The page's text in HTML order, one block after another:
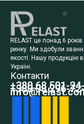
RELAST це понад 6
ринку. Ми здобули
якості. Нашу продукцію
Україні.
Контакти
+380 68 501-
+380 98 296-